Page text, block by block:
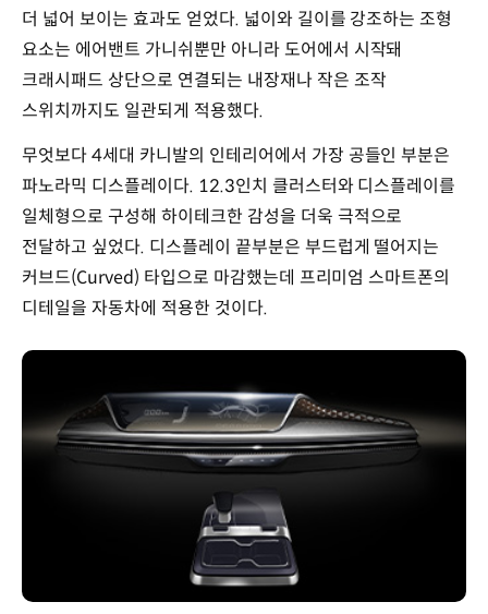
더 넓어 보이는 효과도 얻었다. 넓이와 길이를 강조하는 조형
요소는 에어밴트 가니쉬뿐만 아니라 도어에서 시작돼
크래시패드 상단으로 연결되는 내장재나 작은 조작
스위치까지도 일관되게 적용했다.
무엇보다 4세대 카니발의 인테리어에서 가장 공들인 부분은
파노라믹 디스플레이다. 12.3인치 클러스터와 디스플레이를
일체형으로 구성해 하이테크한 감성을 더욱 극적으로
전달하고 싶었다. 디스플레이 끝부분은 부드럽게 떨어지는
커브드(Curved) 타입으로 마감했는데 프리미엄 스마트폰의
디테일을 자동차에 적용한 것이다.